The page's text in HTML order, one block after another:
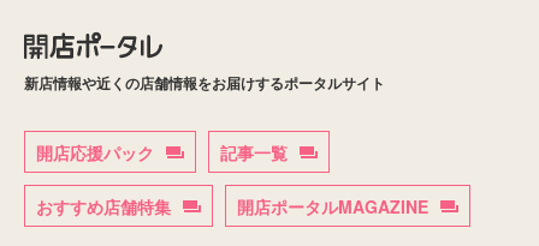
新店情報や近くの店舗情報をお届けするポータルサイト
開店応援パック 記事一覧
おすすめ店舗特集 開店ポータルMAGAZINE